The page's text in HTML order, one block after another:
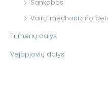
Sankabos
Vairo mechanizmo
Trimerių dalys
Vejapjovių dalys